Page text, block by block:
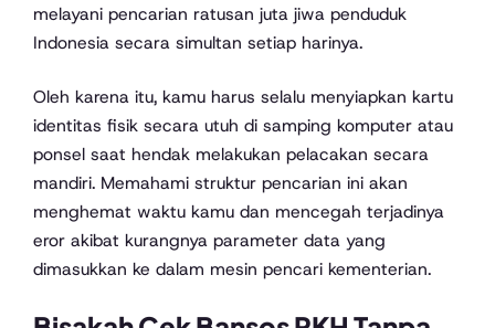
melayani pencarian ratusan juta jiwa penduduk
Indonesia secara simultan setiap harinya.
Oleh karena itu, kamu harus selalu menyiapkan kartu
identitas fisik secara utuh di samping komputer atau
ponsel saat hendak melakukan pelacakan secara
mandiri. Memahami struktur pencarian ini akan
menghemat waktu kamu dan mencegah terjadinya
eror akibat kurangnya parameter data yang
dimasukkan ke dalam mesin pencari kementerian.